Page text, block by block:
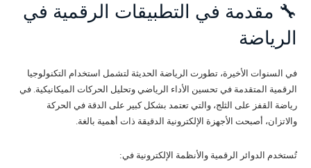
🔧 مقدمة في التطبيقات الرقمية في
الرياضة
في السنوات الأخيرة، تطورت الرياضة الحديثة لتشمل استخدام التكنولوجيا
الرقمية المتقدمة في تحسين الأداء الرياضي وتحليل الحركات الميكانيكية. في
رياضة القفز على الثلج، والتي تعتمد بشكل كبير على الدقة في الحركة
والاتزان، أصبحت الأجهزة الإلكترونية الدقيقة ذات أهمية بالغة.
تُستخدم الدوائر الرقمية والأنظمة الإلكترونية في: